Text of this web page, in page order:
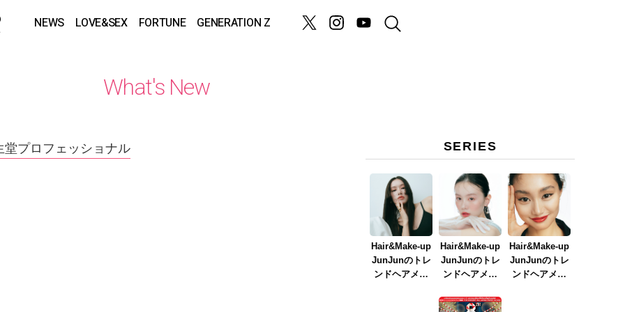
NEWS LOVE&SEX FORTUNE GENERATION Z
What's New
堂プロフェッショナル SERIES
Hair&Make-up
JunJunのトレ
ンドヘアメイ
Hair&Make-up
JunJunのトレ
ンドヘアメイ
イク
Hair&Make-up
JunJunのトレ
ンドヘアメイ